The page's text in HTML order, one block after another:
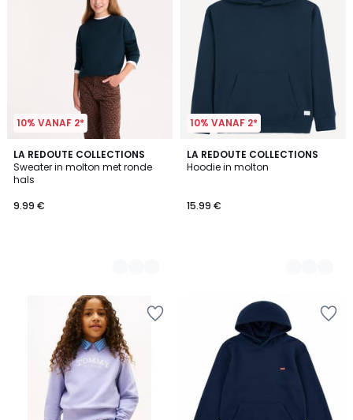
10% VANAF 2*
LA REDOUTE COLLECTIONS
Sweater in molton met ronde
hals
9.99 €
5
Kleuren
10% VANAF 2*
LA REDOUTE COLLECTIONS
Hoodie in molton
15.99 €
5
Kleuren